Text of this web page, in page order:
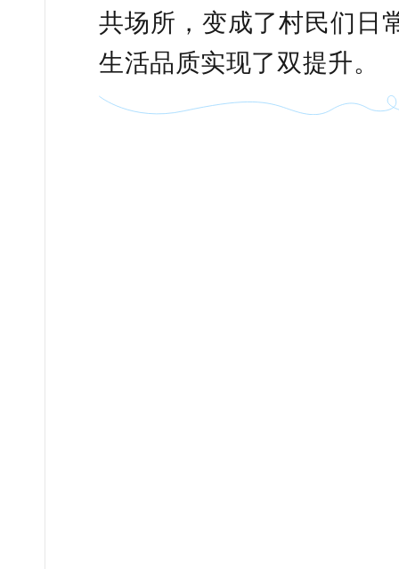
共场所，变成了村民们日
生活品质实现了双提升。